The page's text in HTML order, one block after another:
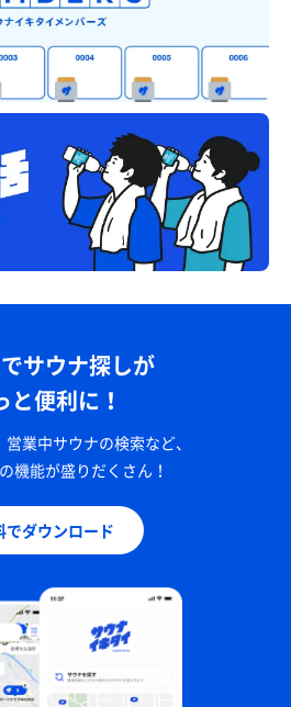
サウナ探しが
と便利に！
業中サウナの検索など、
機能が盛りだくさん！
でダウンロード